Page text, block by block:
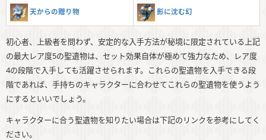
天からの贈り物 影に沈む幻
初心者、上級者を問わず、安定的な入手方法が秘境に限定されている上記
の最大レア度5の聖遺物は、セット効果自体が極めて強力なため、レア度
4の段階で入手しても活躍させられます。これらの聖遺物を入手できる段
階であれば、手持ちのキャラクターに合わせてこれらの聖遺物を使うよう
にするといいでしょう。
キャラクターに合う聖遺物を知りたい場合は下記のリンクを参考にしてく
ださい。